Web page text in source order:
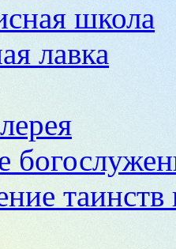
школа
лавка
таинств